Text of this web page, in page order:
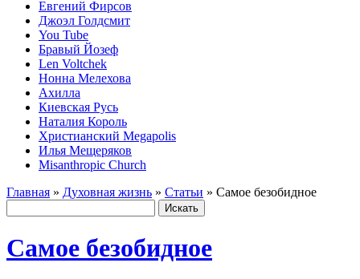
Евгений Фирсов
Джоэл Голдсмит
You Tube
Бравый Йозеф
Len Voltchek
Нонна Мелехова
Ахилла
Киевская Русь
Наталия Король
Христианский Megapolis
Илья Мещеряков
Misanthropic Church
Главная » Духовная жизнь » Статьи » Самое безобидное
Самое безобидное